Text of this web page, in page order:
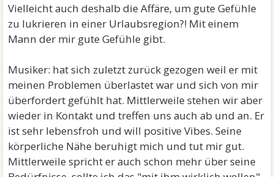
Vielleicht auch deshalb die Affäre, um gute Gefühle
zu lukrieren in einer Urlaubsregion?! Mit einem
Mann der mir gute Gefühle gibt.
Musiker: hat sich zuletzt zurück gezogen weil er mit
meinen Problemen überlastet war und sich von mir
überfordert gefühlt hat. Mittlerweile stehen wir aber
wieder in Kontakt und treffen uns auch ab und an. Er
ist sehr lebensfroh und will positive Vibes. Seine
körperliche Nähe beruhigt mich und tut mir gut.
Mittlerweile spricht er auch schon mehr über seine